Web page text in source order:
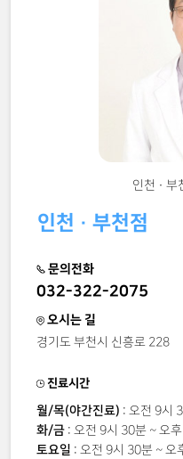
인천 · 부
인천 · 부천점
문의전화
032-322-2075
오시는 길
경기도 부천시 신흥로 228
진료시간
월/목(야간진료) : 오전 9시
화/금: 오전 9시 30분 ~ 오
토요일 : 오전 9시 30분 ~ 오